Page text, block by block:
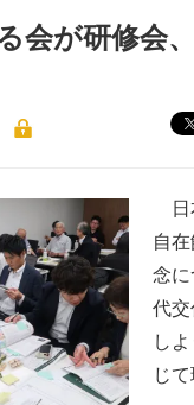
会が研修会
日
自
念
代
し
じ